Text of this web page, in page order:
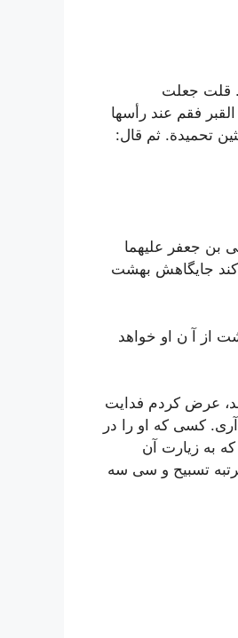
قلت جعلت
فقم عند رأسها
تحمیدة. ثم قال:
بن جعفر علیهما
کند جایگاهش بهشت
از آ ن او خواهد
عرض کردم فدایت
کسی که او را در
به زیارت آن
تسبیح و سی سه